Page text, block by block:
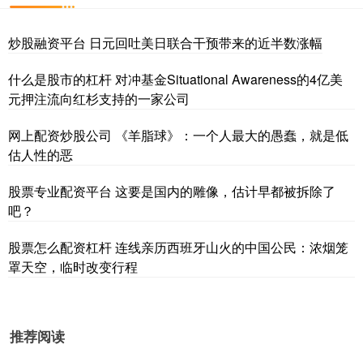
炒股融资平台 日元回吐美日联合干预带来的近半数涨幅
什么是股市的杠杆 对冲基金Situational Awareness的4亿美
元押注流向红杉支持的一家公司
网上配资炒股公司 《羊脂球》：一个人最大的愚蠢，就是低
估人性的恶
股票专业配资平台 这要是国内的雕像，估计早都被拆除了
吧？
股票怎么配资杠杆 连线亲历西班牙山火的中国公民：浓烟笼
罩天空，临时改变行程
推荐阅读